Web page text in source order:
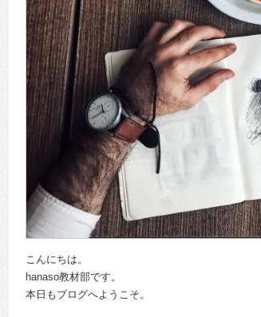
こんにちは。
hanaso教材部です。
本日もブログへようこそ。